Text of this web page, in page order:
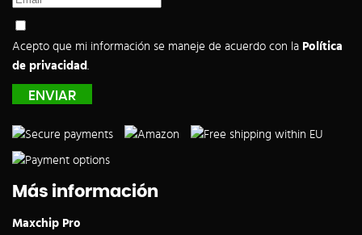
Acepto que mi información se maneje de acuerdo con la Política
de privacidad.
Más información
Maxchip Pro